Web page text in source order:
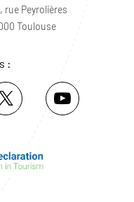
rue Peyrolières
Toulouse
: